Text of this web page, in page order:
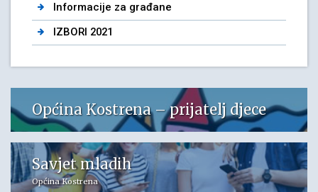
Informacije za građane
IZBORI 2021
Općina Kostrena – prijatelj djece
Savjet mladih
Općina Kostrena